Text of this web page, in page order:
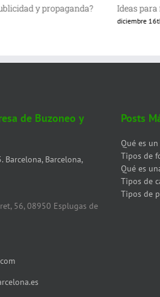
y propaganda? Ideas
diciembre
de Buzoneo y
Barcelona, Barcelona,
56, 08950 Esplugas de
Posts
Qué es
Tipos de
Qué es
Tipos de
Tipos de